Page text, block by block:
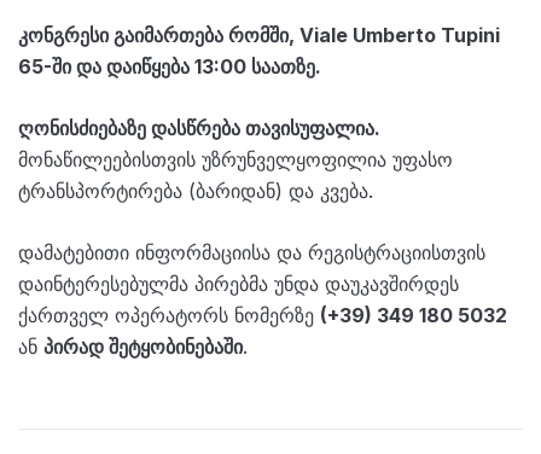
კონგრესი გაიმართება რომში, Viale Umberto Tupini
65-ში და დაიწყება 13:00 საათზე.
ღონისძიებაზე დასწრება თავისუფალია.
მონაწილეებისთვის უზრუნველყოფილია უფასო
ტრანსპორტირება (ბარიდან) და კვება.
დამატებითი ინფორმაციისა და რეგისტრაციისთვის
დაინტერესებულმა პირებმა უნდა დაუკავშირდეს
ქართველ ოპერატორს ნომერზე (+39) 349 180 5032
ან პირად შეტყობინებაში.